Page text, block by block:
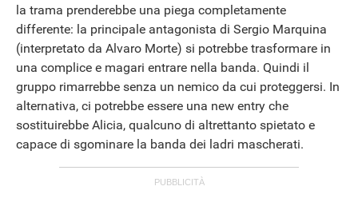
la trama prenderebbe una piega completamente
differente: la principale antagonista di Sergio Marquina
(interpretato da Alvaro Morte) si potrebbe trasformare in
una complice e magari entrare nella banda. Quindi il
gruppo rimarrebbe senza un nemico da cui proteggersi. In
alternativa, ci potrebbe essere una new entry che
sostituirebbe Alicia, qualcuno di altrettanto spietato e
capace di sgominare la banda dei ladri mascherati.